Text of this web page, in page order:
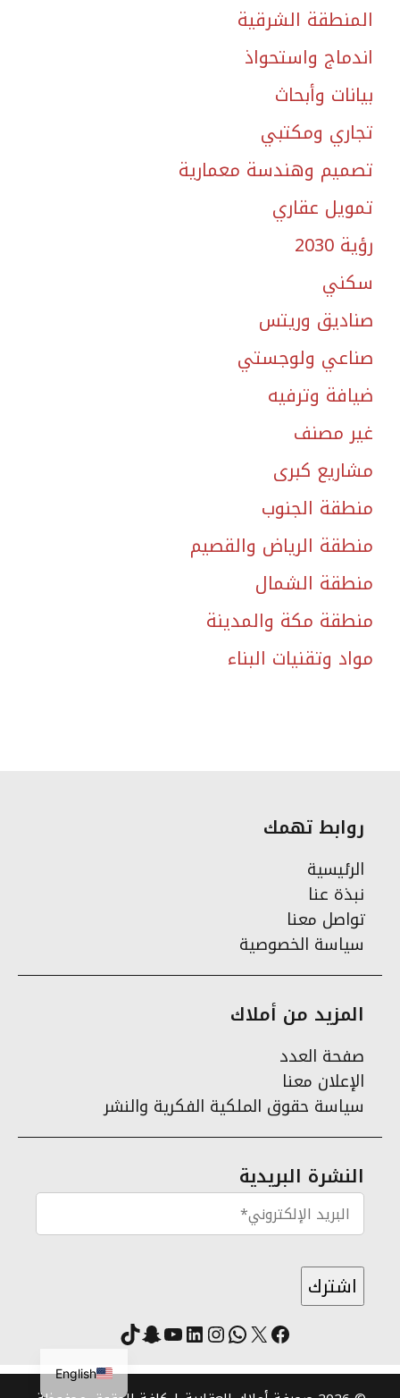
المنطقة الشرقية
اندماج واستحواذ
بيانات وأبحاث
تجاري ومكتبي
تصميم وهندسة معمارية
تمويل عقاري
رؤية 2030
سكني
صناديق وريتس
صناعي ولوجستي
ضيافة وترفيه
غير مصنف
مشاريع كبرى
منطقة الجنوب
منطقة الرياض والقصيم
منطقة الشمال
منطقة مكة والمدينة
مواد وتقنيات البناء
روابط تهمك
الرئيسية
نبذة عنا
تواصل معنا
سياسة الخصوصية
المزيد من أملاك
صفحة العدد
الإعلان معنا
سياسة حقوق الملكية الفكرية والنشر
النشرة البريدية
فيسبوك
X واتساب
انستقرام
لينكد إنيوتيوب
سناب شات
تيك توك
English